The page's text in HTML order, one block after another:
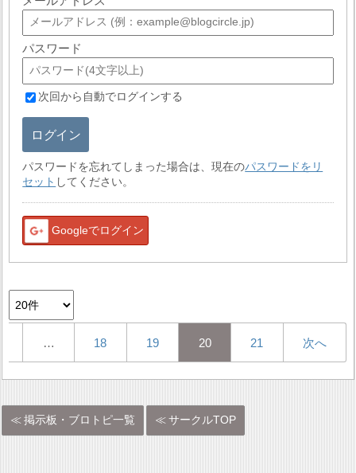
パスワード
次回から自動でログインする
ログイン
パスワードを忘れてしまった場合は、現在のパスワードをリ
セット してください。
Googleでログイン
… 18 19 20 21 次へ
掲示板・ブロトピ一覧 サークルTOP